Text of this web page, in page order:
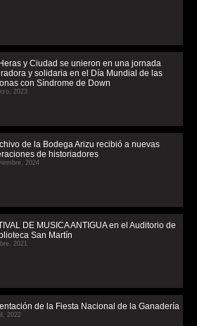
y Ciudad se unieron en una jornada
y solidaria en el Día Mundial de las
con Síndrome de Down
2023
de la Bodega Arizu recibió a nuevas
de historiadores
2024
DE MUSICA ANTIGUA en el Auditorio de
San Martín
2021
de la Fiesta Nacional de la Ganadería
2022